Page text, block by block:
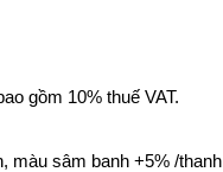
gồm 10% thuế VAT.
màu sâm banh +5% /thanh